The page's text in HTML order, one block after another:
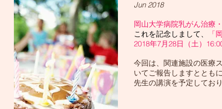
Jun 2018
岡山大学病院乳がん治療
これを記念しまして、
「
2018年7月28日（土）
今回は、関連施設の医療
いてご報告しますととも
先生の講演を予定してお